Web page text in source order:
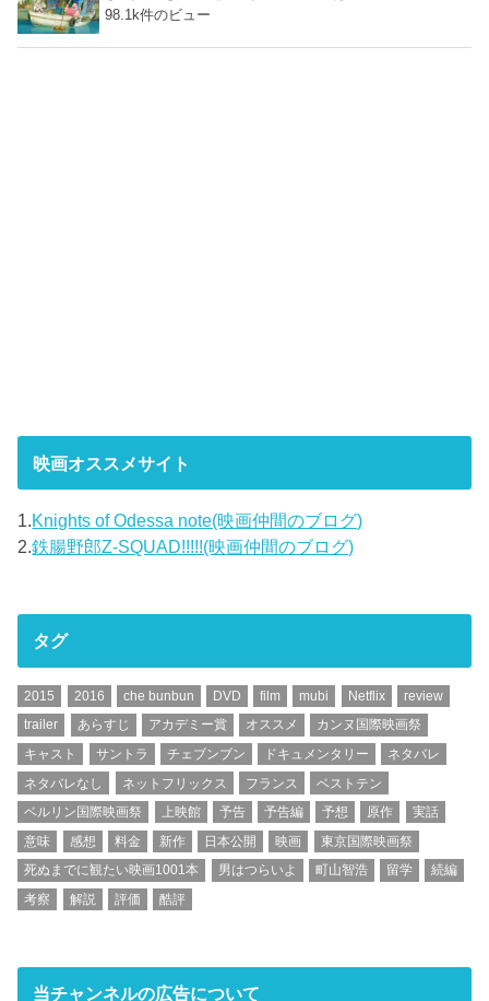
98.1k件のビュー
映画オススメサイト
1.Knights of Odessa note(映画仲間のブログ)
2.鉄腸野郎Z-SQUAD!!!!!(映画仲間のブログ)
タグ
2015 2016 che bunbun DVD film mubi Netflix
review
trailer
あらすじ アカデミー賞 オススメ
カンヌ国際映画祭
キャスト
サントラ チェブンブン ドキュメンタリー
ネタバレ
ネタバレなし
ネットフリックス フランス
ベストテン
ベルリン国際映画祭
上映館 予告 予告編 予想 原作
実話
意味
感想 料金 新作 日本公開 映画
東京国際映画祭
死ぬまでに観たい映画1001本
男はつらいよ 町山智浩 留学
続編
考察
解説 評価 酷評
当チャンネルの広告について